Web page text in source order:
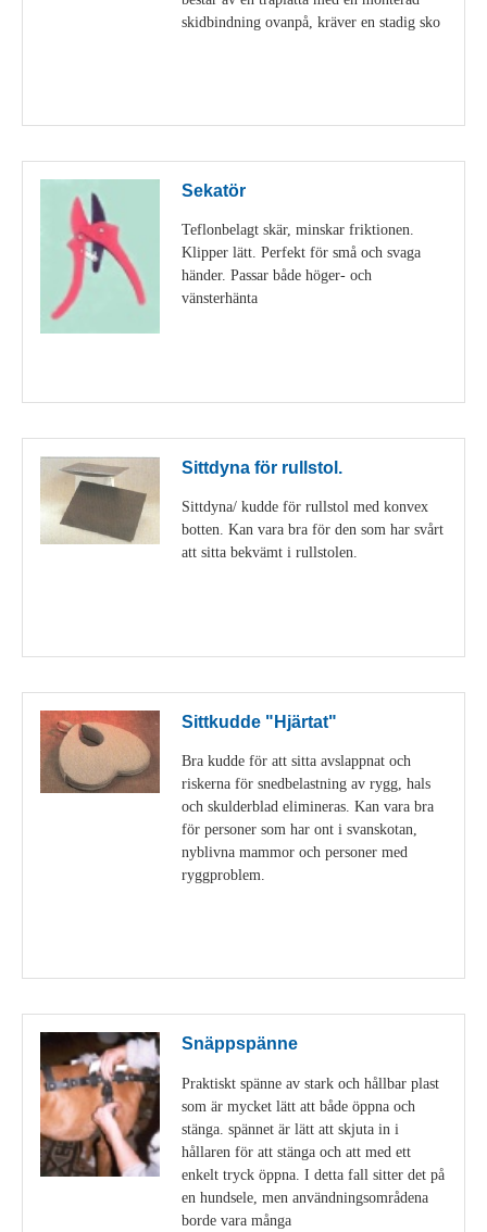
skidbindning ovanpå, kräver en stadig sko
Sekatör
Teflonbelagt skär, minskar friktionen.
Klipper lätt. Perfekt för små och svaga
händer. Passar både höger- och
vänsterhänta
Sittdyna för rullstol.
Sittdyna/ kudde för rullstol med konvex
botten. Kan vara bra för den som har svårt
att sitta bekvämt i rullstolen.
Sittkudde "Hjärtat"
Bra kudde för att sitta avslappnat och
riskerna för snedbelastning av rygg, hals
och skulderblad elimineras. Kan vara bra
för personer som har ont i svanskotan,
nyblivna mammor och personer med
ryggproblem.
Snäppspänne
Praktiskt spänne av stark och hållbar plast
som är mycket lätt att både öppna och
stänga. spännet är lätt att skjuta in i
hållaren för att stänga och att med ett
enkelt tryck öppna. I detta fall sitter det på
en hundsele, men användningsområdena
borde vara många